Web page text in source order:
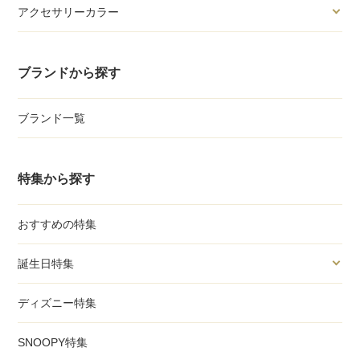
アクセサリーカラー
ブランドから探す
ブランド一覧
特集から探す
おすすめの特集
誕生日特集
ディズニー特集
SNOOPY特集